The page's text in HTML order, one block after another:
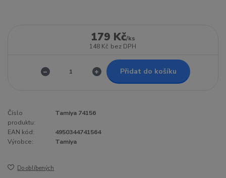
179 Kč/ks
148 Kč bez DPH
Přidat do košíku
Číslo
produktu:
Tamiya 74156
EAN kód:
4950344741564
Výrobce:
Tamiya
Do oblíbených